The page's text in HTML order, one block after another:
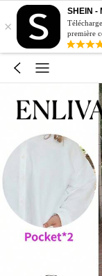
×
SHEIN -
première